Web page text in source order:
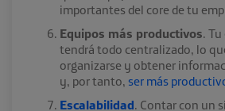
importantes del core de tu
Equipos más productivos.
tendrá todo centralizado, lo
organizarse y obtener
y, por tanto, ser más
Escalabilidad. Contar con un